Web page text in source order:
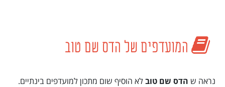
המועדפים של הדס שם טוב
נראה ש הדס שם טובלא הוסיף שום מתכון למועדפים בינתיים.